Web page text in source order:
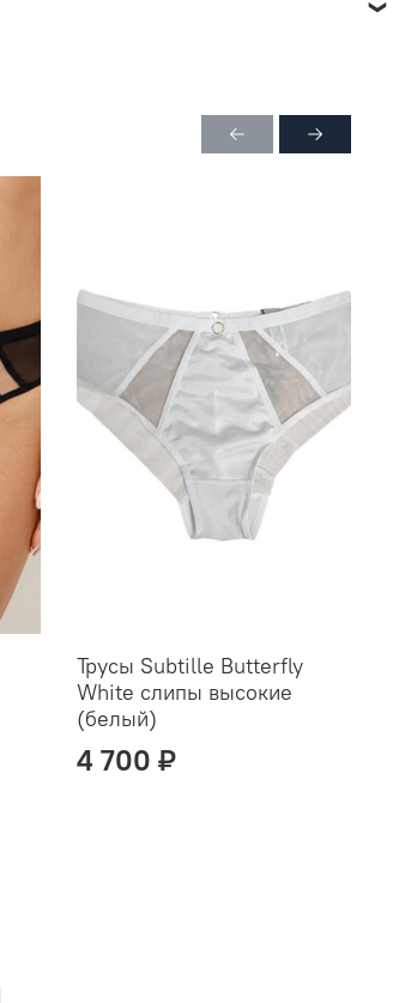
Трусы Subtille Butterfly
White слипы высокие
(белый)
4 700 ₽